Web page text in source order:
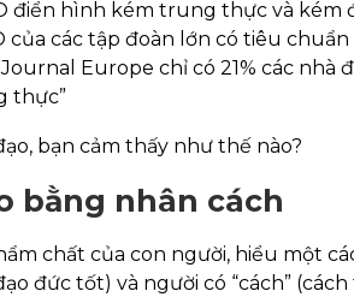
điển hình kém trung thực và
của các tập đoàn lớn có tiêu
Europe chỉ có 21% các nhà
thực”
bạn cảm thấy như thế nào?
bằng nhân cách
chất của con người, hiểu một
đức tốt) và người có “cách”